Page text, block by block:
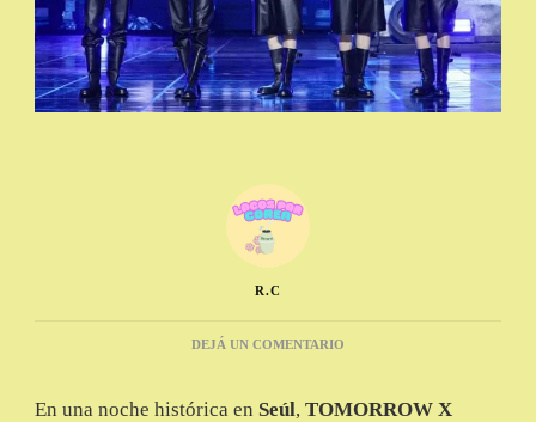
R.C
DEJÁ UN COMENTARIO
CON
En una noche histórica en Seúl, TOMORROW X